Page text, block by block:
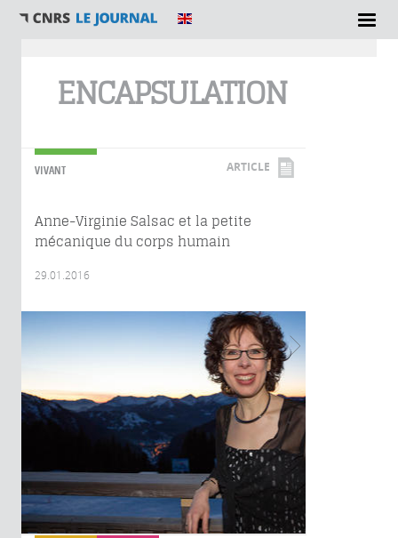
ENCAPSULATION
VIVANT ARTICLE
Anne-Virginie Salsac et la petite
mécanique du corps humain
29.01.2016